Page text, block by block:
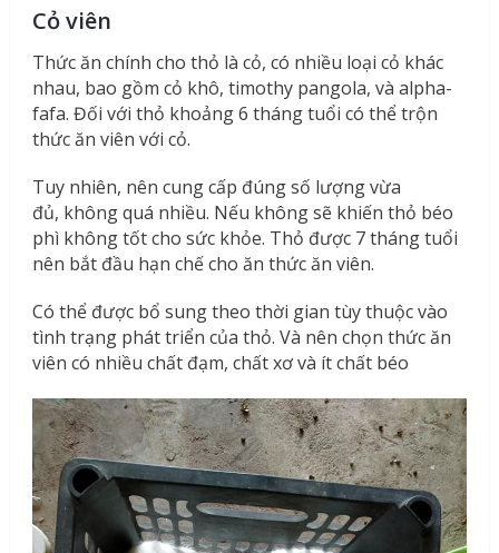
Cỏ viên
Thức ăn chính cho thỏ là cỏ, có nhiều loại cỏ khác
nhau, bao gồm cỏ khô, timothy pangola, và alpha-
fafa. Đối với thỏ khoảng 6 tháng tuổi có thể trộn
thức ăn viên với cỏ.
Tuy nhiên, nên cung cấp đúng số lượng vừa
đủ, không quá nhiều. Nếu không sẽ khiến thỏ béo
phì không tốt cho sức khỏe. Thỏ được 7 tháng tuổi
nên bắt đầu hạn chế cho ăn thức ăn viên.
Có thể được bổ sung theo thời gian tùy thuộc vào
tình trạng phát triển của thỏ. Và nên chọn thức ăn
viên có nhiều chất đạm, chất xơ và ít chất béo